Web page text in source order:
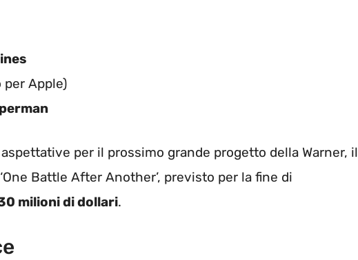
Apple)
per il prossimo grande progetto della Warner, il
‘One Battle After Another’, previsto per la fine di
milioni di dollari.